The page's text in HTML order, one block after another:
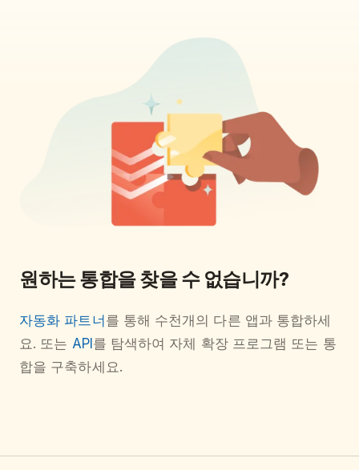
원하는 통합을 찾을 수 없습니까?
자동화 파트너 를 통해 수천개의 다른 앱과 통합하세
요. 또는 API 를 탐색하여 자체 확장 프로그램 또는 통
합을 구축하세요.